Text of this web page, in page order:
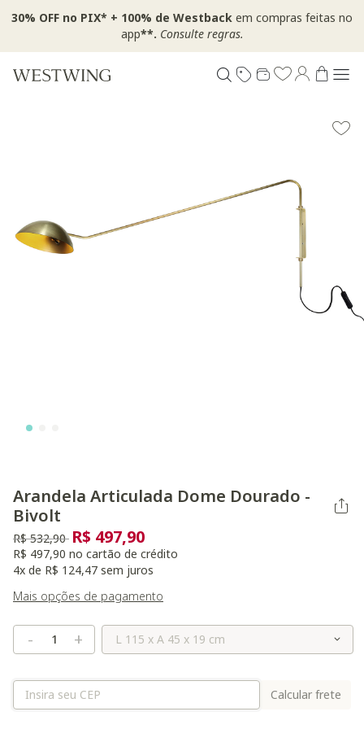
30% OFF no PIX* + 100% de Westback em compras feitas no
app**. Consulte regras.
Arandela Articulada Dome Dourado -
Bivolt
Preço reduzido de
R$ 532,90 para
R$ 497,90
R$ 497,90 no cartão de crédito
4x de R$ 124,47 sem juros
Mais opções de pagamento
- + Selecione o Tamanho
Calcular frete